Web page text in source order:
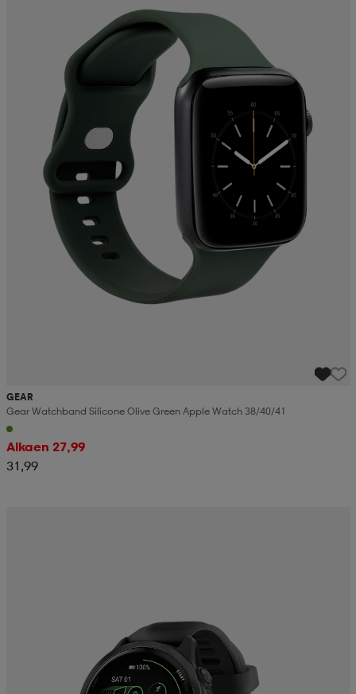
GEAR
Gear Watchband Silicone Olive Green Apple Watch 38/40/41
Alkaen 27,99
31,99